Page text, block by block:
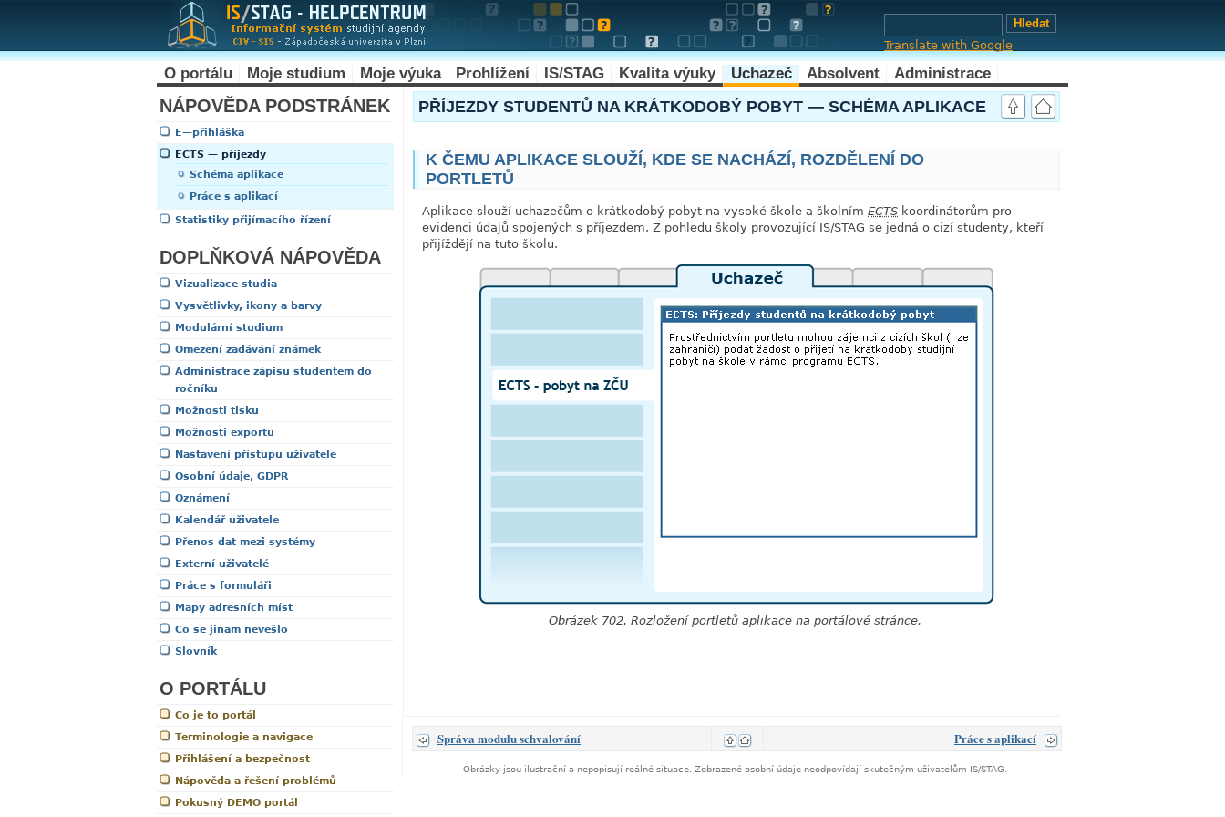
Translate with Google
O portálu Moje studium Moje výuka Prohlížení IS/STAG Kvalita výuky Uchazeč Absolvent Administrace
NÁPOVĚDA PODSTRÁNEK
E—přihláška
ECTS — příjezdy
Schéma aplikace
Práce s aplikací
Statistiky přijímacího řízení
DOPLŇKOVÁ NÁPOVĚDA
Vizualizace studia
Vysvětlivky, ikony a barvy
Modulární studium
Omezení zadávání známek
Administrace zápisu studentem do
ročníku
Možnosti tisku
Možnosti exportu
Nastavení přístupu uživatele
Osobní údaje, GDPR
Oznámení
Kalendář uživatele
Přenos dat mezi systémy
Externí uživatelé
Práce s formuláři
Mapy adresních míst
Co se jinam nevešlo
Slovník
O PORTÁLU
Co je to portál
Terminologie a navigace
Přihlášení a bezpečnost
Nápověda a řešení problémů
Pokusný DEMO portál
link
PŘÍJEZDY STUDENTŮ NA KRÁTKODOBÝ POBYT — SCHÉMA APLIKACE
K ČEMU APLIKACE SLOUŽÍ, KDE SE NACHÁZÍ, ROZDĚLENÍ DO
PORTLETŮ
Aplikace slouží uchazečům o krátkodobý pobyt na vysoké škole a školním ECTS koordinátorům pro
evidenci údajů spojených s příjezdem. Z pohledu školy provozující IS/STAG se jedná o cizí studenty, kteří
přijíždějí na tuto školu.
Obrázek 702. Rozložení portletů aplikace na portálové stránce.
Správa modulu schvalování Práce s aplikací
Obrázky jsou ilustrační a nepopisují reálné situace. Zobrazené osobní údaje neodpovídají skutečným uživatelům IS/STAG.